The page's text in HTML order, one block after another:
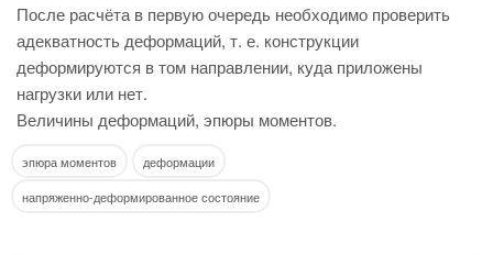
После расчёта в первую очередь необходимо проверить
адекватность деформаций, т. е. конструкции
деформируются в том направлении, куда приложены
нагрузки или нет.
Величины деформаций, эпюры моментов.
эпюра моментов
деформации
напряженно-деформированное состояние